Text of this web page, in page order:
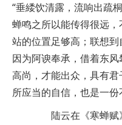
“垂緌饮清露，流响出疏
蝉鸣之所以能传得很远
站的位置足够高；联想
因为阿谀奉承，借着东
高尚，才能出众，具有君
所应当的自信，也是一份
陆云在《寒蝉赋